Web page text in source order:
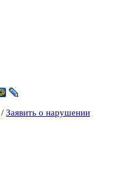
/ Заявить о нарушении